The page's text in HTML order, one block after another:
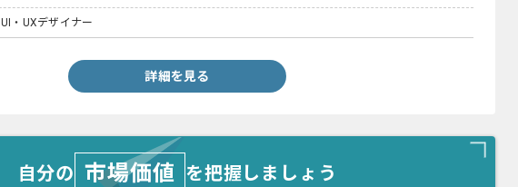
UI・UXデザイナー
詳細を見る
自分の 市場価値 を把握しましょう